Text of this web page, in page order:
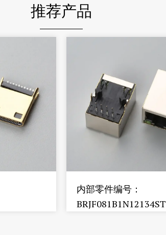
推荐产品
内部零件编号：
BRJF081B1N12134ST